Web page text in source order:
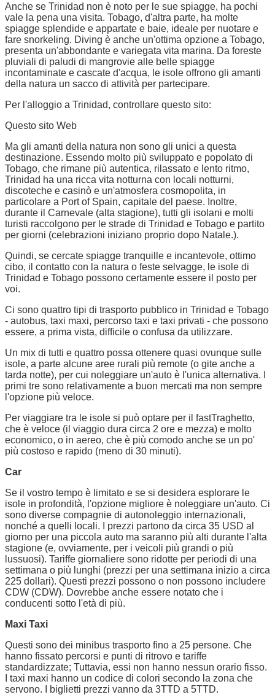
Anche se Trinidad non è noto per le sue spiagge, ha pochi
vale la pena una visita. Tobago, d'altra parte, ha molte
spiagge splendide e appartate e baie, ideale per nuotare e
fare snorkeling. Diving è anche un'ottima opzione a Tobago,
presenta un'abbondante e variegata vita marina. Da foreste
pluviali di paludi di mangrovie alle belle spiagge
incontaminate e cascate d'acqua, le isole offrono gli amanti
della natura un sacco di attività per partecipare.
Per l'alloggio a Trinidad, controllare questo sito:
Questo sito Web
Ma gli amanti della natura non sono gli unici a questa
destinazione. Essendo molto più sviluppato e popolato di
Tobago, che rimane più autentica, rilassato e lento ritmo,
Trinidad ha una ricca vita notturna con locali notturni,
discoteche e casinò e un'atmosfera cosmopolita, in
particolare a Port of Spain, capitale del paese. Inoltre,
durante il Carnevale (alta stagione), tutti gli isolani e molti
turisti raccolgono per le strade di Trinidad e Tobago e partito
per giorni (celebrazioni iniziano proprio dopo Natale.).
Quindi, se cercate spiagge tranquille e incantevole, ottimo
cibo, il contatto con la natura o feste selvagge, le isole di
Trinidad e Tobago possono certamente essere il posto per
voi.
Ci sono quattro tipi di trasporto pubblico in Trinidad e Tobago
- autobus, taxi maxi, percorso taxi e taxi privati - che possono
essere, a prima vista, difficile o confusa da utilizzare.
Un mix di tutti e quattro possa ottenere quasi ovunque sulle
isole, a parte alcune aree rurali più remote (o gite anche a
tarda notte), per cui noleggiare un'auto è l'unica alternativa. I
primi tre sono relativamente a buon mercati ma non sempre
l'opzione più veloce.
Per viaggiare tra le isole si può optare per il fastTraghetto,
che è veloce (il viaggio dura circa 2 ore e mezza) e molto
economico, o in aereo, che è più comodo anche se un po'
più costoso e rapido (meno di 30 minuti).
Car
Se il vostro tempo è limitato e se si desidera esplorare le
isole in profondità, l'opzione migliore è noleggiare un'auto. Ci
sono diverse compagnie di autonoleggio internazionali,
nonché a quelli locali. I prezzi partono da circa 35 USD al
giorno per una piccola auto ma saranno più alti durante l'alta
stagione (e, ovviamente, per i veicoli più grandi o più
lussuosi). Tariffe giornaliere sono ridotte per periodi di una
settimana o più lunghi (prezzi per una settimana inizio a circa
225 dollari). Questi prezzi possono o non possono includere
CDW (CDW). Dovrebbe anche essere notato che i
conducenti sotto l'età di più.
Maxi Taxi
Questi sono dei minibus trasporto fino a 25 persone. Che
hanno fissato percorsi e punti di ritrovo e tariffe
standardizzate; Tuttavia, essi non hanno nessun orario fisso.
I taxi maxi hanno un codice di colori secondo la zona che
servono. I biglietti prezzi vanno da 3TTD a 5TTD.